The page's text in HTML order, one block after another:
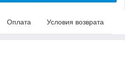
Оплата Условия возврата